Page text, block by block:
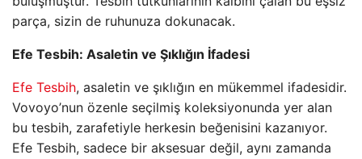
parça, sizin de ruhunuza dokunacak.
Efe Tesbih: Asaletin ve Şıklığın İfadesi
Efe Tesbih, asaletin ve şıklığın en mükemmel ifadesidir.
Vovoyo’nun özenle seçilmiş koleksiyonunda yer alan
bu tesbih, zarafetiyle herkesin beğenisini kazanıyor.
Efe Tesbih, sadece bir aksesuar değil, aynı zamanda